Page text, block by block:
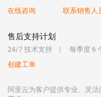
在线咨询
联系销售人
售后支持计划
24/7 技术支持 每季度 6
创建工单
阿里云为客户提供专业、灵